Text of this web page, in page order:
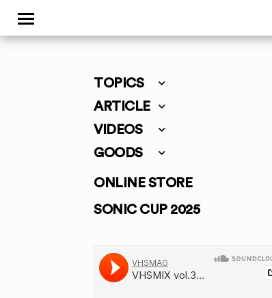
TOPICS
ARTICLE
VIDEOS
GOODS
ONLINE STORE
SONIC CUP 2025